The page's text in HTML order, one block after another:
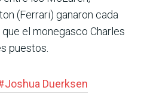
(Ferrari) ganaron cada
el monegasco Charles
puestos.
Joshua Duerksen